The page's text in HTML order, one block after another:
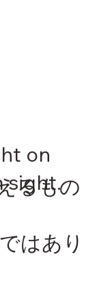
on
sight.
るもの
はあり